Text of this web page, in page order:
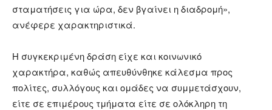
σταματήσεις για ώρα, δεν βγαίνει η διαδρομή»,
ανέφερε χαρακτηριστικά.
Η συγκεκριμένη δράση είχε και κοινωνικό
χαρακτήρα, καθώς απευθύνθηκε κάλεσμα προς
πολίτες, συλλόγους και ομάδες να συμμετάσχουν,
είτε σε επιμέρους τμήματα είτε σε ολόκληρη τη